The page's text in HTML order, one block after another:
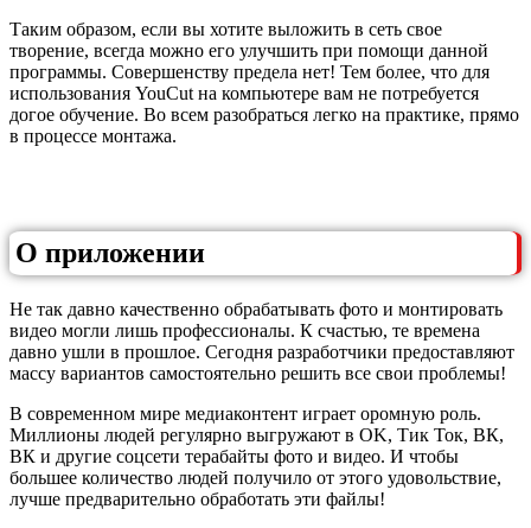
Таким образом, если вы хотите выложить в сеть свое
творение, всегда можно его улучшить при помощи данной
программы. Совершенству предела нет! Тем более, что для
использования YouCut на компьютере вам не потребуется
догое обучение. Во всем разобраться легко на практике, прямо
в процессе монтажа.
О приложении
Не так давно качественно обрабатывать фото и монтировать
видео могли лишь профессионалы. К счастью, те времена
давно ушли в прошлое. Сегодня разработчики предоставляют
массу вариантов самостоятельно решить все свои проблемы!
В современном мире медиаконтент играет оромную роль.
Миллионы людей регулярно выгружают в OK, Тик Ток, ВК,
ВК и другие соцсети терабайты фото и видео. И чтобы
большее количество людей получило от этого удовольствие,
лучше предварительно обработать эти файлы!